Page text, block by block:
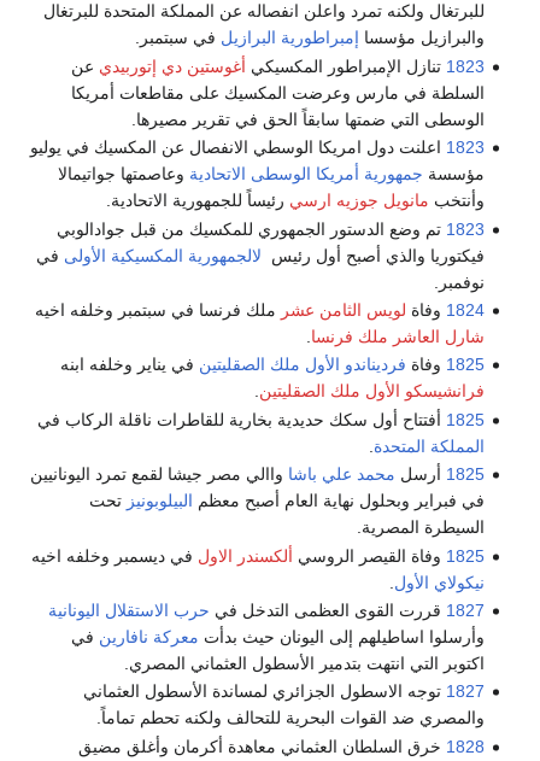
للبرتغال ولكنه تمرد واعلن انفصاله عن المملكة المتحدة للبرتغال
والبرازيل مؤسسا إمبراطورية البرازيل في سبتمبر.
1823 تنازل الإمبراطور المكسيكي أغوستين دي إتوربيدي عن
السلطة في مارس وعرضت المكسيك على مقاطعات أمريكا
الوسطى التي ضمتها سابقاً الحق في تقرير مصيرها.
1823 اعلنت دول امريكا الوسطي الانفصال عن المكسيك في يوليو
مؤسسة جمهورية أمريكا الوسطى الاتحادية وعاصمتها جواتيمالا
وأنتخب مانويل جوزيه ارسي رئيساً للجمهورية الاتحادية.
1823 تم وضع الدستور الجمهوري للمكسيك من قبل جوادالوبي
فيكتوريا والذي أصبح أول رئيس لالجمهورية المكسيكية الأولى في
نوفمبر.
1824 وفاة لويس الثامن عشر ملك فرنسا في سبتمبر وخلفه اخيه
شارل العاشر ملك فرنسا
1825 وفاة فرديناندو الأول ملك الصقليتين في يناير وخلفه ابنه
فرانشيسكو الأول ملك الصقليتين.
1825 أفتتاح أول سكك حديدية بخارية للقاطرات ناقلة الركاب في
المملكة المتحدة
1825 أرسل محمد علي باشا واالي مصر جيشا لقمع تمرد اليونانيين
في فبراير وبحلول نهاية العام أصبح معظم البيلوبونيز تحت
السيطرة المصرية.
1825 وفاة القيصر الروسي ألكسندر الاول في ديسمبر وخلفه اخيه
نيكولاي الأول
1827 قررت القوى العظمى التدخل في حرب الاستقلال اليونانية
وأرسلوا اساطيلهم إلى اليونان حيث بدأت معركة نافارين في
اكتوبر التي انتهت بتدمير الأسطول العثماني المصري.
1827 توجه الاسطول الجزائري لمساندة الأسطول العثماني
والمصري ضد القوات البحرية للتحالف ولكنه تحطم تماماً.
1828 خرق السلطان العثماني معاهدة أكرمان وأغلق مضيق